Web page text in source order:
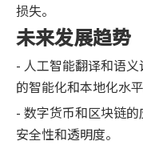
损失。
未来发展趋势
- 人工智能翻译和语
的智能化和本地化水平
- 数字货币和区块链
安全性和透明度。